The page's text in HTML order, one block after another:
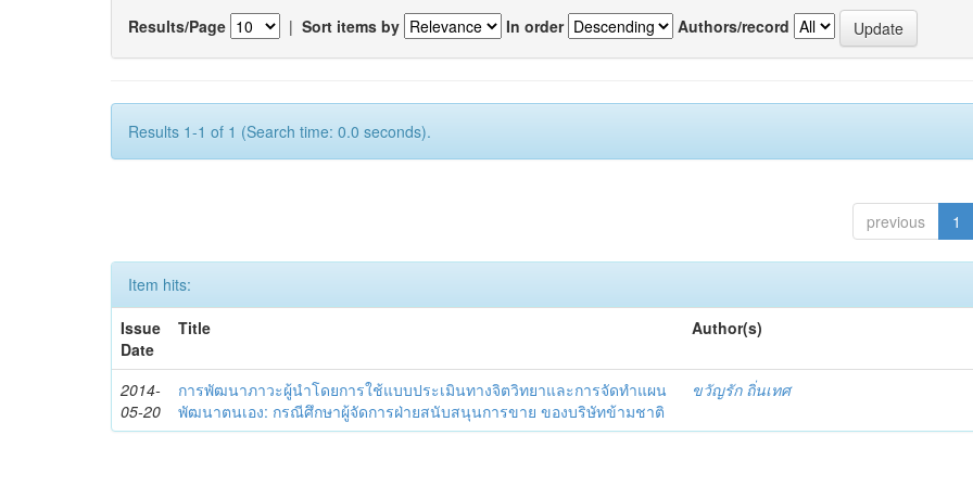
Results/Page | Sort items by In order Authors/record
Results 1-1 of 1 (Search time: 0.0 seconds).
previous 1
Item hits:
Issue
Date
Title Author(s)
2014-
05-20
การพัฒนาภาวะผู้นำโดยการใช้แบบประเมินทางจิตวิทยาและการจัดทำแผน
พัฒนาตนเอง: กรณีศึกษาผู้จัดการฝ่ายสนับสนุนการขาย ของบริษัทข้ามชาติ
ขวัญรัก ถิ่นเทศ